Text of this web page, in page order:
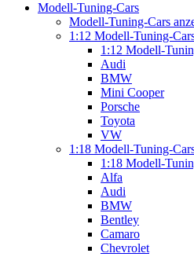
Modell-Tuning-Cars
Modell-Tuning-Cars
1:12 Modell-Tuning-
1:12 Modell-
Audi
BMW
Mini Cooper
Porsche
Toyota
VW
1:18 Modell-Tuning-
1:18 Modell-
Alfa
Audi
BMW
Bentley
Camaro
Chevrolet